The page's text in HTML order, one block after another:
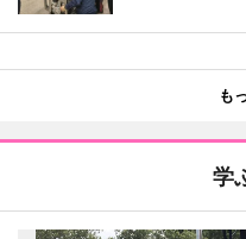
も
学